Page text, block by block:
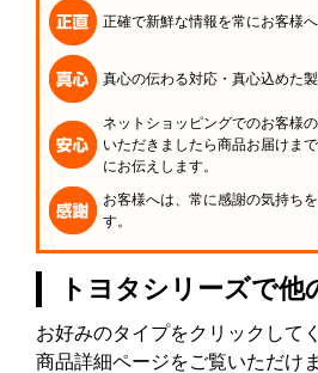
正確で新鮮な情報を常にお客様へ
真心の伝わる対応・真心込めた
ネットショッピングでのお客様
いただきましたら商品お届けま
にお伝えします。
お客様へは、常に感謝の気持ち
す。
トヨタシリーズで
お好みのタイプをクリックして
商品詳細ページをご覧いただけま